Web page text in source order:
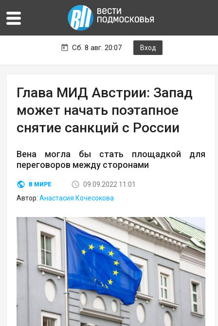
Сб. 8 авг. 20:07 Вход
Глава МИД Австрии: Запад
может начать поэтапное
снятие санкций с России
Вена могла бы стать площадкой для
переговоров между сторонами
В МИРЕ
09.09.2022 11:01
Автор:Анастасия Кочесокова